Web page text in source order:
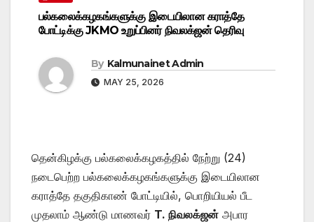
பல்கலைக்கழகங்களுக்கு இடையிலான கராத்தே
போட்டிக்கு JKMO உறுப்பினர் நிவலக்ஜன் தெரிவு
By Kalmunainet Admin
MAY 25, 2026
தென்கிழக்கு பல்கலைக்கழகத்தில் நேற்று (24)
நடைபெற்ற பல்கலைக்கழகங்களுக்கு இடையிலான
கராத்தே தகுதிகாண் போட்டியில், பொறியியல் பீட
முதலாம் ஆண்டு மாணவர் T. நிவலக்ஜன் அபார